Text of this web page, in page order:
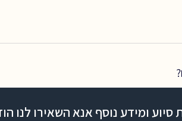
סיוע ומידע נוסף אנא השאירו לנו